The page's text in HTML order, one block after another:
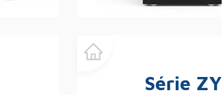
Série ZY